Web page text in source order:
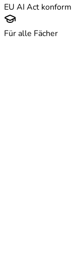
EU AI Act konform
Für alle Fächer